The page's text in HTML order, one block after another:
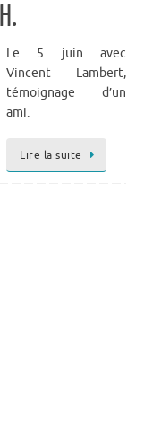
Le 5 juin avec
Vincent Lambert,
témoignage d’un
ami.
Lire la suite